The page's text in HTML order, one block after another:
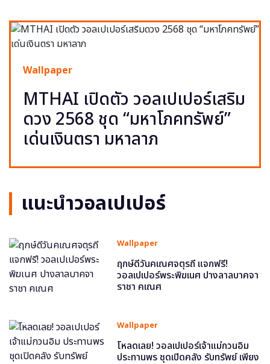
Wallpaper
MTHAI เปิดตัว วอลเปเปอร์เสริม
ดวง 2568 ชุด “มหาโภคทรัพย์”
เด่นเงินตรา มหาลาภ
แนะนำวอลเปเปอร์
Wallpaper
ฤกษ์ดีวันคเณศจตุรถี แจกฟรี!
วอลเปเปอร์พระพิฆเนศ ปางลาลบาคจา
ราชา คเณศ
Wallpaper
โหลดเลย! วอลเปเปอร์เจ้าแม่กวนอิม
ประทานพร ชุดเปิดคลัง รับทรัพย์ เพียง